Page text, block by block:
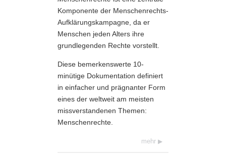
Komponente der Menschenrechts-
Aufklärungskampagne, da er
Menschen jeden Alters ihre
grundlegenden Rechte vorstellt.
Diese bemerkenswerte 10-
minütige Dokumentation definiert
in einfacher und prägnanter Form
eines der weltweit am meisten
missverstandenen Themen:
Menschenrechte.
mehr